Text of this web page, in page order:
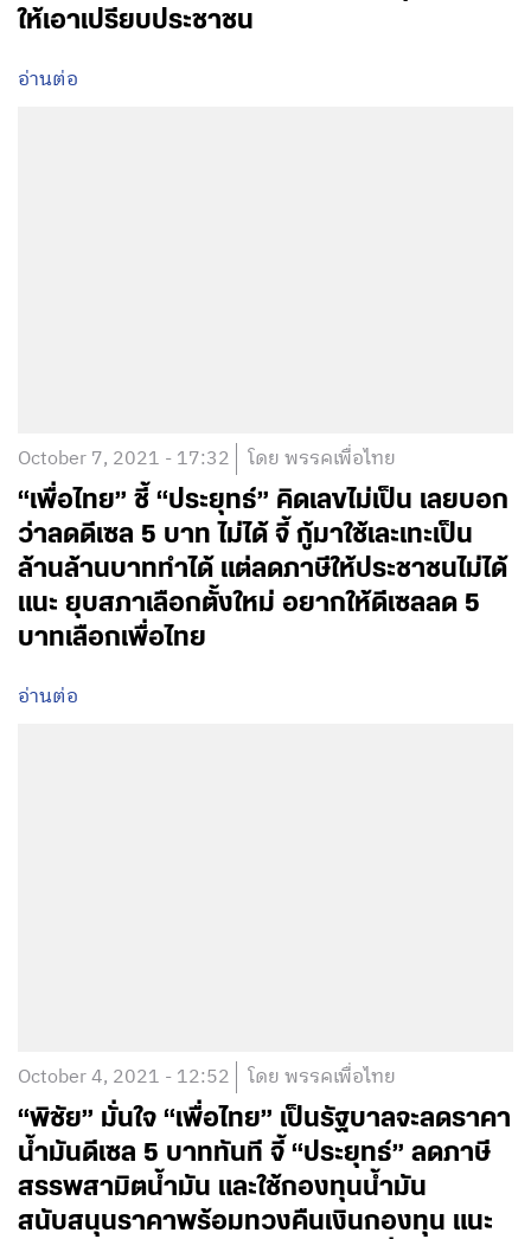
ให้เอาเปรียบประชาชน
อ่านต่อ
October 7, 2021 - 17:32 โดย พรรคเพื่อไทย
“เพื่อไทย” ชี้ “ประยุทธ์” คิดเลขไม่เป็น เลยบอก
ว่าลดดีเซล 5 บาท ไม่ได้ จี้ กู้มาใช้เละเทะเป็น
ล้านล้านบาททำได้ แต่ลดภาษีให้ประชาชนไม่ได้
แนะ ยุบสภาเลือกตั้งใหม่ อยากให้ดีเซลลด 5
บาทเลือกเพื่อไทย
อ่านต่อ
October 4, 2021 - 12:52 โดย พรรคเพื่อไทย
“พิชัย” มั่นใจ “เพื่อไทย” เป็นรัฐบาลจะลดราคา
น้ำมันดีเซล 5 บาททันที จี้ “ประยุทธ์” ลดภาษี
สรรพสามิตน้ำมัน และใช้กองทุนน้ำมัน
สนับสนุนราคาพร้อมทวงคืนเงินกองทุน แนะ